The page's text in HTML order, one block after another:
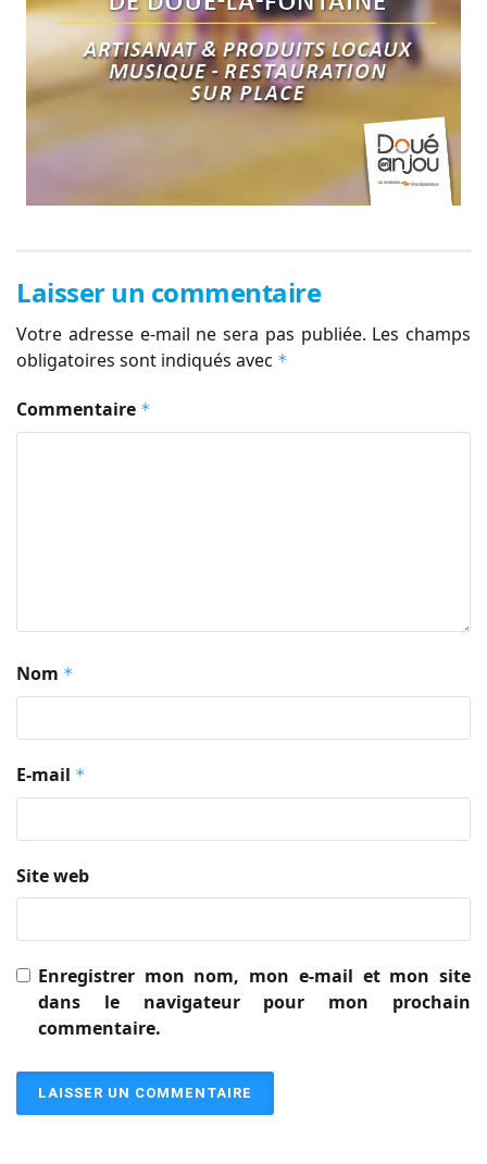
Laisser un commentaire
Votre adresse e-mail ne sera pas publiée. Les champs
obligatoires sont indiqués avec *
Commentaire *
Nom *
E-mail *
Site web
Enregistrer mon nom, mon e-mail et mon site
dans le navigateur pour mon prochain
commentaire.